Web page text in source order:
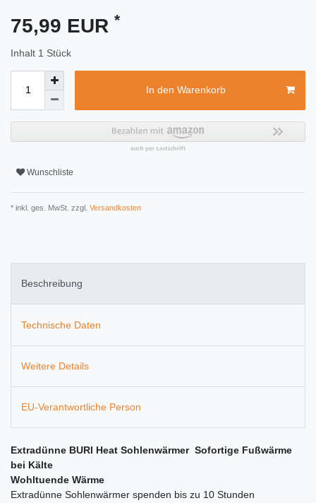
75,99 EUR *
Inhalt 1 Stück
In den Warenkorb
Wunschliste
* inkl. ges. MwSt. zzgl. Versandkosten
Beschreibung
Technische Daten
Weitere Details
EU-Verantwortliche Person
Extradünne BURI Heat Sohlenwärmer  Sofortige Fußwärme
bei Kälte
Wohltuende Wärme
Extradünne Sohlenwärmer spenden bis zu 10 Stunden